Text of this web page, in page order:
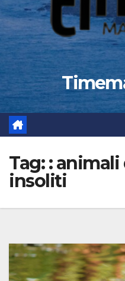
Tag::
insoliti